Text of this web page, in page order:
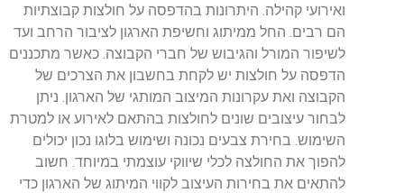
ואירועי קהילה. היתרונות בהדפסה על חולצות קבוצתיות
הם רבים. החל ממיתוג וחשיפת הארגון לציבור הרחב ועד
לשיפור המורל והגיבוש של חברי הקבוצה. כאשר מתכננים
הדפסה על חולצות יש לקחת בחשבון את הצרכים של
הקבוצה ואת עקרונות המיצוב המותגי של הארגון. ניתן
לבחור עיצובים שונים לחולצות בהתאם לאירוע או למטרת
השימוש. בחירת צבעים נכונה ושימוש בלוגו נכון יכולים
להפוך את החולצה לכלי שיווקי עוצמתי במיוחד. חשוב
להתאים את בחירות העיצוב לקווי המיתוג של הארגון כדי